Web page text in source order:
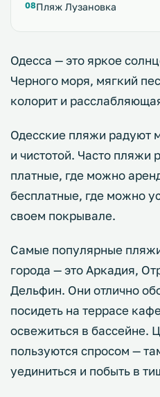
Пляж Лузановка
Одесса — это яркое
Черного моря, мягкий
колорит и
Одесские пляжи радуют
и чистотой. Часто пляжи
платные, где можно
бесплатные, где можно
своем покрывале.
Самые популярные
города — это Аркадия,
Дельфин. Они отлично
посидеть на террасе
освежиться в бассейне.
пользуются спросом —
уединиться и побыть в